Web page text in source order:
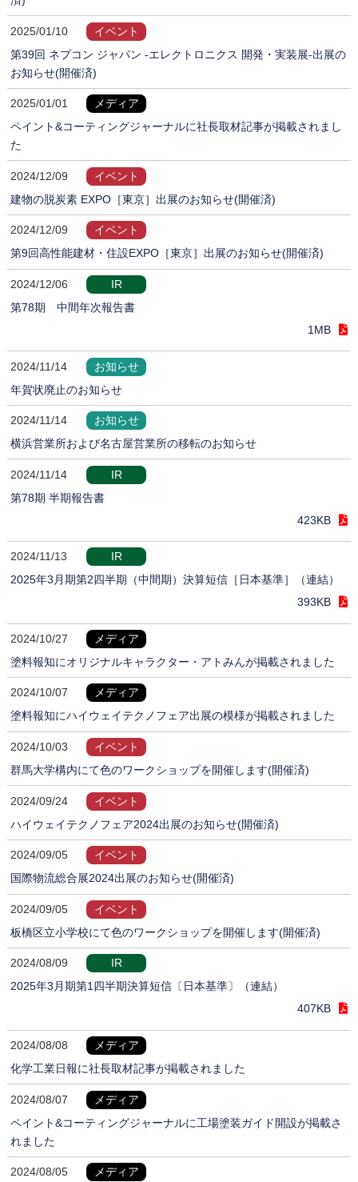
2025/01/10
イベント
第39回 ネプコン ジャパン -エレクトロニクス 開発・実装展-出展の
お知らせ(開催済)
2025/01/01
メディア
ペイント&コーティングジャーナルに社長取材記事が掲載されまし
た
2024/12/09
イベント
建物の脱炭素 EXPO［東京］出展のお知らせ(開催済)
2024/12/09
イベント
第9回高性能建材・住設EXPO［東京］出展のお知らせ(開催済)
2024/12/06
IR
第78期 中間年次報告書
1MB
2024/11/14
お知らせ
年賀状廃止のお知らせ
2024/11/14
お知らせ
横浜営業所および名古屋営業所の移転のお知らせ
2024/11/14
IR
第78期 半期報告書
423KB
2024/11/13
IR
2025年3月期第2四半期（中間期）決算短信［日本基準］（連結）
393KB
2024/10/27
メディア
塗料報知にオリジナルキャラクター・アトみんが掲載されました
2024/10/07
メディア
塗料報知にハイウェイテクノフェア出展の模様が掲載されました
2024/10/03
イベント
群馬大学構内にて色のワークショップを開催します(開催済)
2024/09/24
イベント
ハイウェイテクノフェア2024出展のお知らせ(開催済)
2024/09/05
イベント
国際物流総合展2024出展のお知らせ(開催済)
2024/09/05
イベント
板橋区立小学校にて色のワークショップを開催します(開催済)
2024/08/09
IR
2025年3月期第1四半期決算短信〔日本基準〕（連結）
407KB
2024/08/08
メディア
化学工業日報に社長取材記事が掲載されました
2024/08/07
メディア
ペイント&コーティングジャーナルに工場塗装ガイド開設が掲載さ
れました
2024/08/05
メディア